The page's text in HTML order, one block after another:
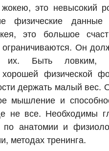
жокею, это невысокий
физические
это большое
Он
их. Быть ловким,
физической
держать малый вес.
мышление и
все. Необходимы
анатомии и
методах тренинга.